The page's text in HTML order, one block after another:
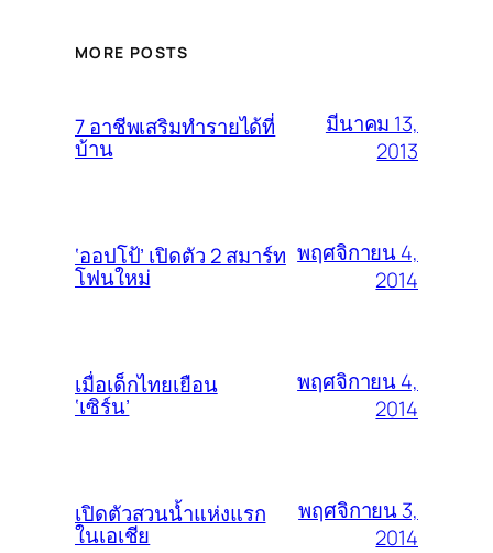
MORE POSTS
7 อาชีพเสริมทำรายได้ที่
บ้าน
มีนาคม 13,
2013
‘ออปโป้’ เปิดตัว 2 สมาร์ท
โฟนใหม่
พฤศจิกายน 4,
2014
เมื่อเด็กไทยเยือน
‘เซิร์น’
พฤศจิกายน 4,
2014
เปิดตัวสวนน้ำแห่งแรก
ในเอเชีย
พฤศจิกายน 3,
2014